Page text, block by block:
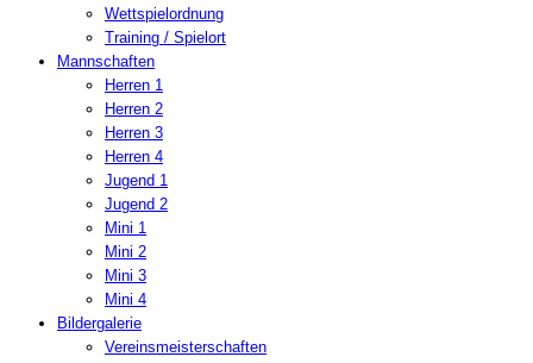
Wettspielordnung
Training / Spielort
Mannschaften
Herren 1
Herren 2
Herren 3
Herren 4
Jugend 1
Jugend 2
Mini 1
Mini 2
Mini 3
Mini 4
Bildergalerie
Vereinsmeisterschaften